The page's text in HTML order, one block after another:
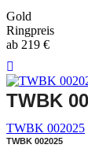
Gold
Ringpreis
ab 219 €
TWBK
TWBK 002025
TWBK 002025